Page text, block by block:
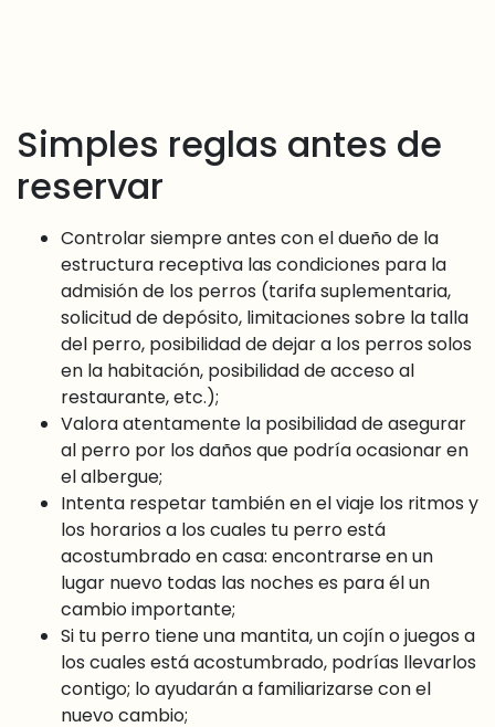
Simples reglas antes de
reservar
Controlar siempre antes con el dueño de la
estructura receptiva las condiciones para la
admisión de los perros (tarifa suplementaria,
solicitud de depósito, limitaciones sobre la talla
del perro, posibilidad de dejar a los perros solos
en la habitación, posibilidad de acceso al
restaurante, etc.);
Valora atentamente la posibilidad de asegurar
al perro por los daños que podría ocasionar en
el albergue;
Intenta respetar también en el viaje los ritmos y
los horarios a los cuales tu perro está
acostumbrado en casa: encontrarse en un
lugar nuevo todas las noches es para él un
cambio importante;
Si tu perro tiene una mantita, un cojín o juegos a
los cuales está acostumbrado, podrías llevarlos
contigo; lo ayudarán a familiarizarse con el
nuevo cambio;